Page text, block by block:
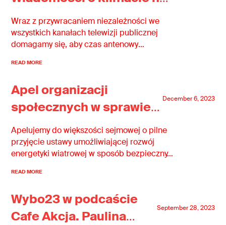
równi z pogodą!
Wraz z przywracaniem niezależności we
wszystkich kanałach telewizji publicznej
domagamy się, aby czas antenowy
READ MORE
December 6, 2023
Apel organizacji
społecznych w sprawie
energetyki wiatrowej
Apelujemy do większości sejmowej o pilne
przyjęcie ustawy umożliwiającej rozwój
energetyki wiatrowej w sposób bezpieczny…
READ MORE
September 28, 2023
Wybo23 w podcaście
Cafe Akcja. Paulina